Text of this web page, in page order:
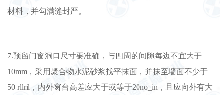
材料，并勾满缝封严。
7.预留门窗洞口尺寸要准确，与四周的间隙每边不宜大于
10mm，采用聚合物水泥砂浆找平抹面，并抹至墙面不少于
50 rllril，内外窗台高差应大于或等于20no_in，且应向外有大